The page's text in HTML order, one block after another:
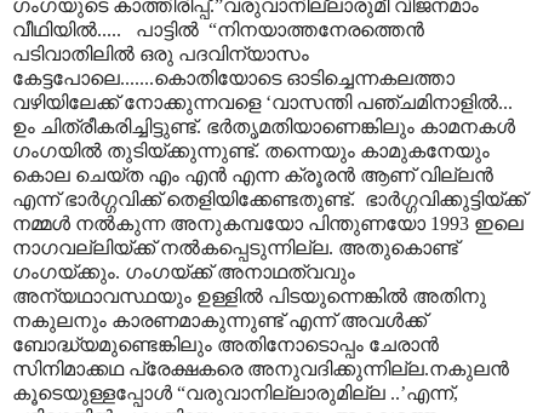
ഗംഗയുടെ കാത്തിരിപ്പ്.”വരുവാനില്ലാരുമീ വിജനമാം
വീഥിയിൽ.....
പാട്ടിൽ “നിനയാത്തനേരത്തെൻ
പടിവാതിലിൽ ഒരു പദവിന്യാസം
കേട്ടപോലെ.......കൊതിയോടെ ഓടിച്ചെന്നകലത്താ
വഴിയിലേക്ക് നോക്കുന്നവളെ ‘വാസന്തി പഞ്ചമിനാളിൽ...
ഉം ചിത്രീകരിച്ചിട്ടുണ്ട്. ഭർതൃമതിയാണെങ്കിലും കാമനകൾ
ഗംഗയിൽ തുടിയ്ക്കുന്നുണ്ട്. തന്നെയും കാമുകനേയും
കൊല ചെയ്ത എം എൻ എന്ന ക്രൂരൻ ആണ് വില്ലൻ
എന്ന് ഭാർഗ്ഗവിക്ക് തെളിയിക്കേണ്ടതുണ്ട്. ഭാർഗ്ഗവിക്കുട്ടിയ്ക്ക്
നമ്മൾ നൽകുന്ന അനുകമ്പയോ പിന്തുണയോ 1993 ഇലെ
നാഗവല്ലിയ്ക്ക് നൽകപ്പെടുന്നില്ല. അതുകൊണ്ട്
ഗംഗയ്ക്കും. ഗംഗയ്ക്ക് അനാഥത്വവും
അന്യഥാവസ്ഥയും ഉള്ളിൽ പിടയുന്നെങ്കിൽ അതിനു
നകുലനും കാരണമാകുന്നുണ്ട് എന്ന് അവൾക്ക്
ബോദ്ധ്യമുണ്ടെങ്കിലും അതിനോടൊപ്പം ചേരാൻ
സിനിമാക്കഥ പ്രേക്ഷകരെ അനുവദിക്കുന്നില്ല.നകുലൻ
കൂടെയുള്ളപ്പോൾ “വരുവാനില്ലാരുമില്ല ..’എന്ന്,